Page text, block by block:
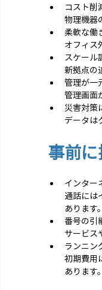
コスト削
物理機器
柔軟な働
オフィス
スケール
新拠点の
管理が一
管理画面
災害対策
データは
事前
インター
通話には
あります。
番号の引
サービス
ランニン
初期費用
あります。